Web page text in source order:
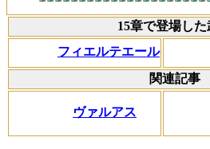
15章で登場した
フィエルテエール
関連記事
ヴァルアス